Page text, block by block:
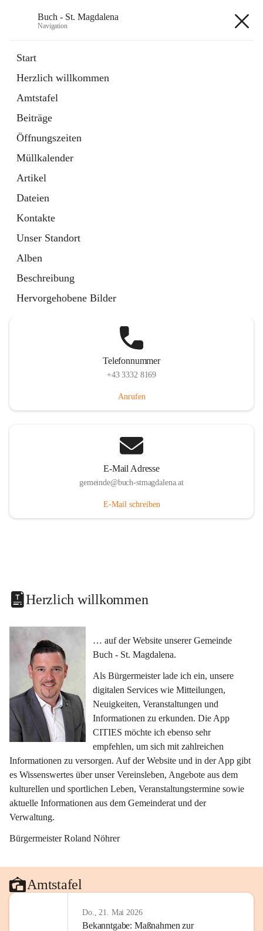
Buch - St. Magdalena
Navigation
Start
Herzlich willkommen
Amtstafel
Beiträge
Öffnungszeiten
Müllkalender
Artikel
Dateien
Kontakte
Unser Standort
Alben
Beschreibung
Hervorgehobene Bilder
11 Schnellzugriffe
Bürgerservice
10 Schnellzugriffe
Telefonnummer
+43 3332 8169
Anrufen
E-Mail Adresse
gemeinde@buch-stmagdalena.at
E-Mail schreiben
Herzlich willkommen
… auf der Website unserer Gemeinde
Buch - St. Magdalena.
Als Bürgermeister lade ich ein, unsere
digitalen Services wie Mitteilungen,
Neuigkeiten, Veranstaltungen und
Informationen zu erkunden. Die App
CITIES möchte ich ebenso sehr
empfehlen, um sich mit zahlreichen
Informationen zu versorgen. Auf der Website und in der App gibt
es Wissenswertes über unser Vereinsleben, Angebote aus dem
kulturellen und sportlichen Leben, Veranstaltungstermine sowie
aktuelle Informationen aus dem Gemeinderat und der
Verwaltung.
Bürgermeister Roland Nöhrer
Amtstafel
Do., 21. Mai 2026
Bekanntgabe: Maßnahmen zur